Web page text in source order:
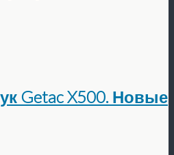
Getac X500. Новые